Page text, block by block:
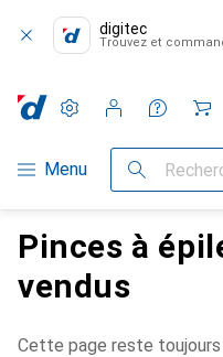
digitec
Trouvez et
Navigation par catégorie
Menu Recherche
Paramètres
Compte client
Listes de comparaison
Listes d'envies
Panier
Pinces à
vendus
Cette page reste